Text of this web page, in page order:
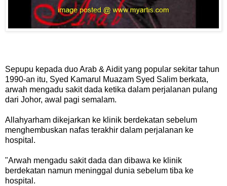
Sepupu kepada duo Arab & Aidit yang popular sekitar tahun
1990-an itu, Syed Kamarul Muazam Syed Salim berkata,
arwah mengadu sakit dada ketika dalam perjalanan pulang
dari Johor, awal pagi semalam.
Allahyarham dikejarkan ke klinik berdekatan sebelum
menghembuskan nafas terakhir dalam perjalanan ke
hospital.
"Arwah mengadu sakit dada dan dibawa ke klinik
berdekatan namun meninggal dunia sebelum tiba ke
hospital.